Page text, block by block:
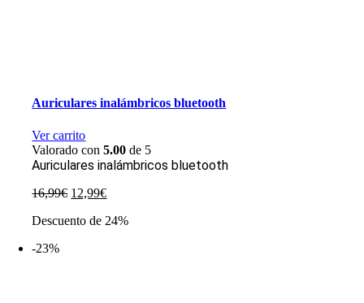
Auriculares inalámbricos bluetooth
Ver carrito
Valorado con5.00 de 5
Auriculares inalámbricos bluetooth
16,99€ El
original
12,99€El
actual
Descuento de 24%
-23%